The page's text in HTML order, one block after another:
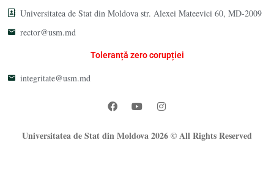
Universitatea de Stat din Moldova str. Alexei Mateevici 60, MD-2009
rector@usm.md
Toleranță zero corupției
integritate@usm.md
Universitatea de Stat din Moldova 2026 © All Rights Reserved